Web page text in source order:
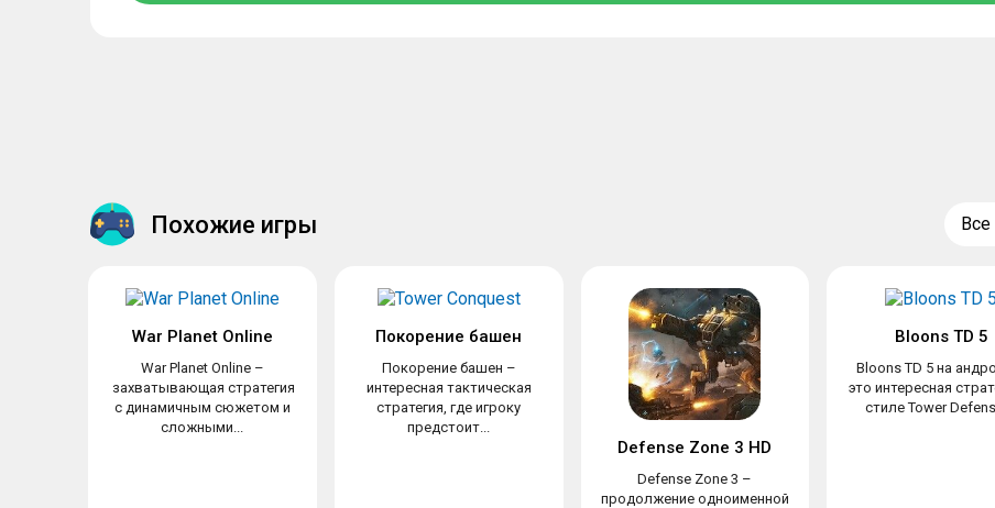
Похожие игры
War Planet Online
War Planet Online –
захватывающая стратегия
с динамичным сюжетом и
сложными...
Покорение башен
Покорение башен –
интересная тактическая
стратегия, где игроку
предстоит...
Defense Zone 3 HD
Defense Zone 3 –
продолжение одноименной
Bloons TD 5
Bloons TD 5 на
это интересная
стиле Tower